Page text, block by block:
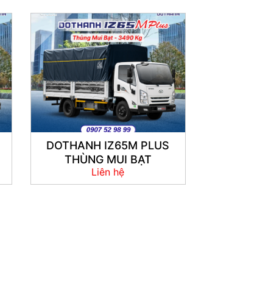
DOTHANH IZ65M PLUS
THÙNG MUI BẠT
Liên hệ